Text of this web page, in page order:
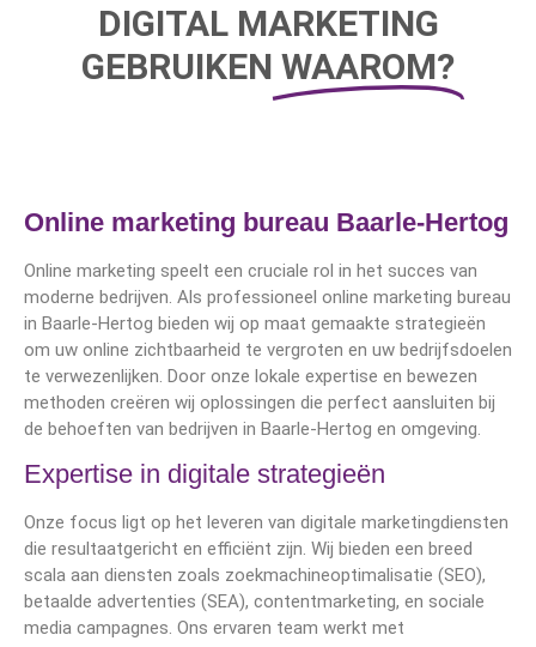
DIGITAL MARKETING
GEBRUIKEN WAAROM?
Online marketing bureau Baarle-Hertog
Online marketing speelt een cruciale rol in het succes van
moderne bedrijven. Als professioneel online marketing bureau
in Baarle-Hertog bieden wij op maat gemaakte strategieën
om uw online zichtbaarheid te vergroten en uw bedrijfsdoelen
te verwezenlijken. Door onze lokale expertise en bewezen
methoden creëren wij oplossingen die perfect aansluiten bij
de behoeften van bedrijven in Baarle-Hertog en omgeving.
Expertise in digitale strategieën
Onze focus ligt op het leveren van digitale marketingdiensten
die resultaatgericht en efficiënt zijn. Wij bieden een breed
scala aan diensten zoals zoekmachineoptimalisatie (SEO),
betaalde advertenties (SEA), contentmarketing, en sociale
media campagnes. Ons ervaren team werkt met